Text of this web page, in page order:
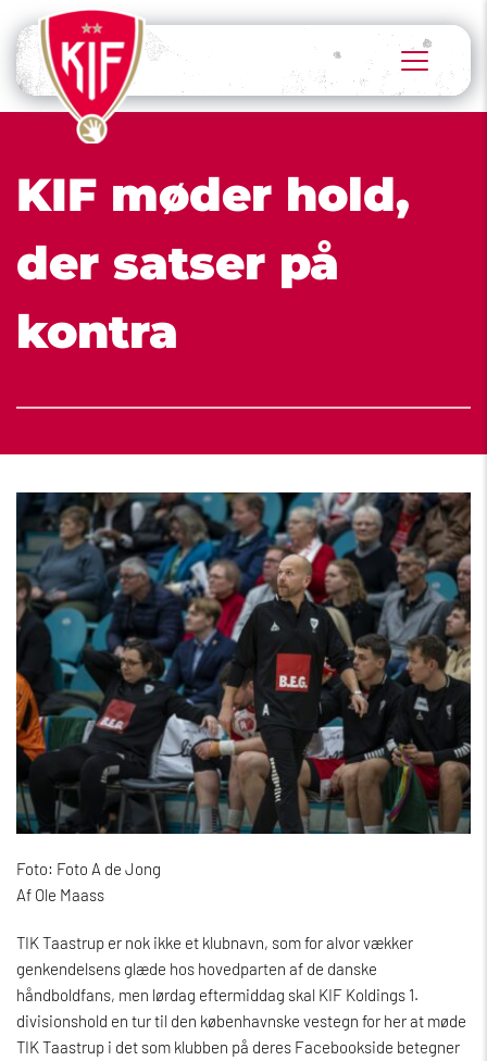
KIF møder hold,
der satser på
kontra
Foto: Foto A de Jong
Af Ole Maass
TIK Taastrup er nok ikke et klubnavn, som for alvor vækker
genkendelsens glæde hos hovedparten af de danske
håndboldfans, men lørdag eftermiddag skal KIF Koldings 1.
divisionshold en tur til den københavnske vestegn for her at møde
TIK Taastrup i det som klubben på deres Facebookside betegner